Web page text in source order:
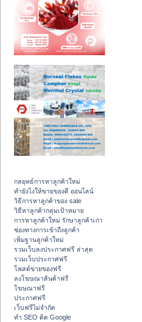
กลยุทธ์การหาลูกค้าใหม่
ทํายังไงให้ขายของดี ออนไลน์
วิธีการหาลูกค้าของ sale
วิธีหาลูกค้ากลุ่มเป้าหมาย
การหาลูกค้าใหม่ รักษาลูกค้าเก่า
ช่องทางการเข้าถึงลูกค้า
เพิ่มฐานลูกค้าใหม่
รวมเว็บลงประกาศฟรี ล่าสุด
รวมเว็บประกาศฟรี
โพสต์ขายของฟรี
ลงโฆษณาสินค้าฟรี
โฆษณาฟรี
ประกาศฟรี
เว็บฟรีไม่จำกัด
ทำ SEO ติด Google